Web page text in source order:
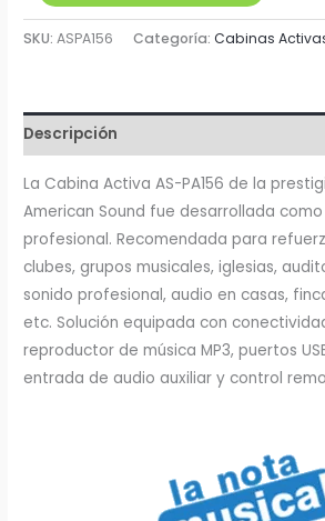
Activa
15"
Blue
tooth
,
MP3
y
Radio
FM
American
Sound
cantidad
SKU:ASPA156 Categoría:Cabinas
Descripción
La Cabina Activa AS-PA156 de la
American Sound fue desarrollada
profesional. Recomendada para
clubes, grupos musicales, iglesias,
sonido profesional, audio en casas,
etc. Solución equipada con
reproductor de música MP3, puertos
entrada de audio auxiliar y control